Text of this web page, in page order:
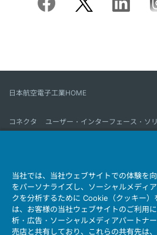
日本航空電子工業HOME
コネクタ
ユーザー・インターフェース・ソ
会社情報 サステナビリティ IR情報 採用
製品情報新着一覧
サイトマップ お問い合
当社では、当社ウェブサイトでの体験を
をパーソナライズし、ソーシャルメディ
クを分析するために Cookie（クッキー
は、お客様の当社ウェブサイトのご利用
析・広告・ソーシャルメディアパートナ
売店と共有しており、これらの共有先は